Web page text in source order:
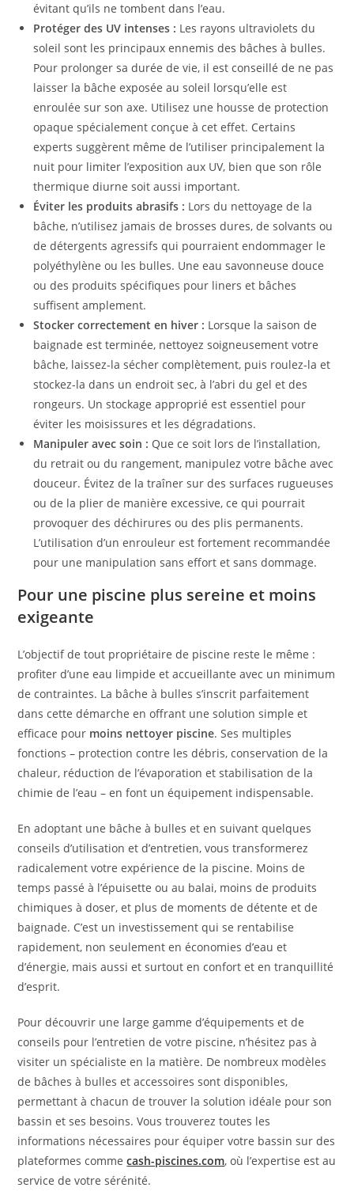
évitant qu’ils ne tombent dans l’eau.
Protéger des UV intenses : Les rayons ultraviolets du
soleil sont les principaux ennemis des bâches à bulles.
Pour prolonger sa durée de vie, il est conseillé de ne pas
laisser la bâche exposée au soleil lorsqu’elle est
enroulée sur son axe. Utilisez une housse de protection
opaque spécialement conçue à cet effet. Certains
experts suggèrent même de l’utiliser principalement la
nuit pour limiter l’exposition aux UV, bien que son rôle
thermique diurne soit aussi important.
Éviter les produits abrasifs : Lors du nettoyage de la
bâche, n’utilisez jamais de brosses dures, de solvants ou
de détergents agressifs qui pourraient endommager le
polyéthylène ou les bulles. Une eau savonneuse douce
ou des produits spécifiques pour liners et bâches
suffisent amplement.
Stocker correctement en hiver : Lorsque la saison de
baignade est terminée, nettoyez soigneusement votre
bâche, laissez-la sécher complètement, puis roulez-la et
stockez-la dans un endroit sec, à l’abri du gel et des
rongeurs. Un stockage approprié est essentiel pour
éviter les moisissures et les dégradations.
Manipuler avec soin : Que ce soit lors de l’installation,
du retrait ou du rangement, manipulez votre bâche avec
douceur. Évitez de la traîner sur des surfaces rugueuses
ou de la plier de manière excessive, ce qui pourrait
provoquer des déchirures ou des plis permanents.
L’utilisation d’un enrouleur est fortement recommandée
pour une manipulation sans effort et sans dommage.
Pour une piscine plus sereine et moins
exigeante
L’objectif de tout propriétaire de piscine reste le même :
profiter d’une eau limpide et accueillante avec un minimum
de contraintes. La bâche à bulles s’inscrit parfaitement
dans cette démarche en offrant une solution simple et
efficace pour moins nettoyer piscine. Ses multiples
fonctions – protection contre les débris, conservation de la
chaleur, réduction de l’évaporation et stabilisation de la
chimie de l’eau – en font un équipement indispensable.
En adoptant une bâche à bulles et en suivant quelques
conseils d’utilisation et d’entretien, vous transformerez
radicalement votre expérience de la piscine. Moins de
temps passé à l’épuisette ou au balai, moins de produits
chimiques à doser, et plus de moments de détente et de
baignade. C’est un investissement qui se rentabilise
rapidement, non seulement en économies d’eau et
d’énergie, mais aussi et surtout en confort et en tranquillité
d’esprit.
Pour découvrir une large gamme d’équipements et de
conseils pour l’entretien de votre piscine, n’hésitez pas à
visiter un spécialiste en la matière. De nombreux modèles
de bâches à bulles et accessoires sont disponibles,
permettant à chacun de trouver la solution idéale pour son
bassin et ses besoins. Vous trouverez toutes les
informations nécessaires pour équiper votre bassin sur des
plateformes commecash-piscines.com, où l’expertise est au
service de votre sérénité.